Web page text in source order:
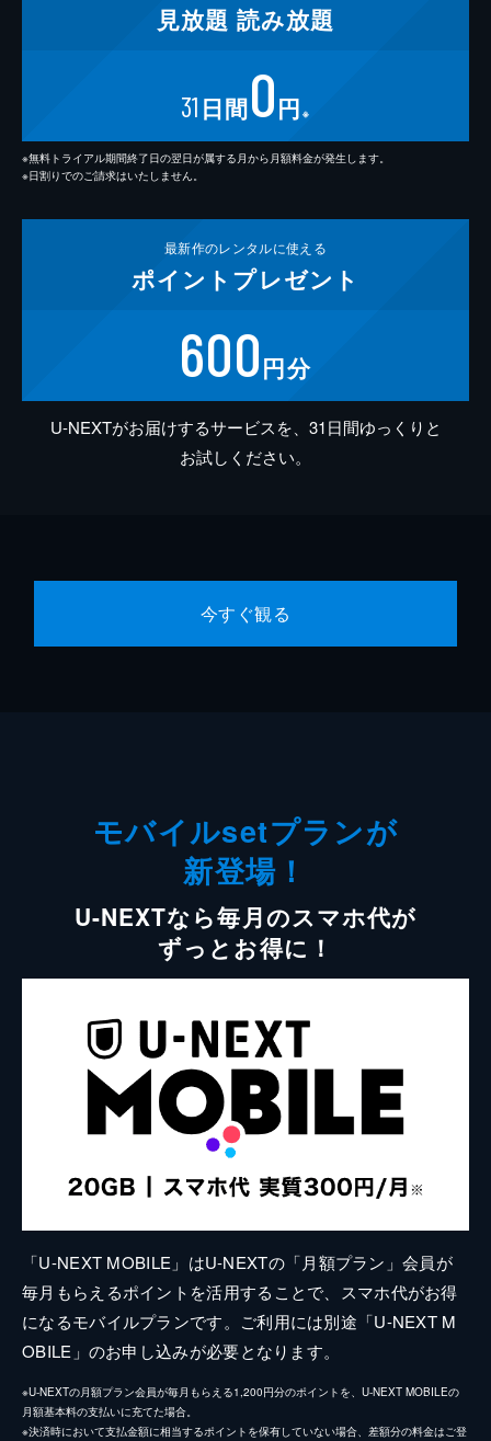
見放題 読み放題
31 日間0円 ※
※無料トライアル期間終了日の翌日が属する月から月額料金が発生します。
※日割りでのご請求はいたしません。
最新作のレンタルに使える
ポイント プレゼント
600円分
U-NEXTがお届けするサービスを、31日間ゆっくりと
お試しください。
今すぐ観る
モバイルsetプランが
新登場！
U-NEXTなら毎月のスマホ代が
ずっとお得に！
「U-NEXT MOBILE」はU-NEXTの「月額プラン」会員が
毎月もらえるポイントを活用することで、スマホ代がお得
になるモバイルプランです。ご利用には別途「U-NEXT M
OBILE」のお申し込みが必要となります。
※U-NEXTの月額プラン会員が毎月もらえる1,200円分のポイントを、U-NEXT MOBILEの
月額基本料の支払いに充てた場合。
※決済時において支払金額に相当するポイントを保有していない場合、差額分の料金はご登